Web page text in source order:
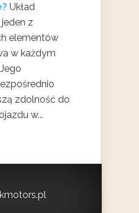
Układ
z
elementów
w każdym
zdolność do
w...